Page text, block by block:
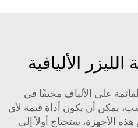
الأليافية
على الألياف مخيفًا في
يمكن أن يكون أداة قيمة لأي
الأجهزة، ستحتاج أولاً إلى